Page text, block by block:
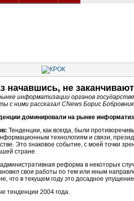
начавшись, не
информатизации органов
с ними рассказал CNews Борис
доминировали на рынке
Тенденции, как всегда, были
технологиям и связи,
Это знаковое событие, с моей точки
стране.
реформа в некоторых
свои работы по тем или иным
что в текущем году это досадное
тенденции 2004 года.